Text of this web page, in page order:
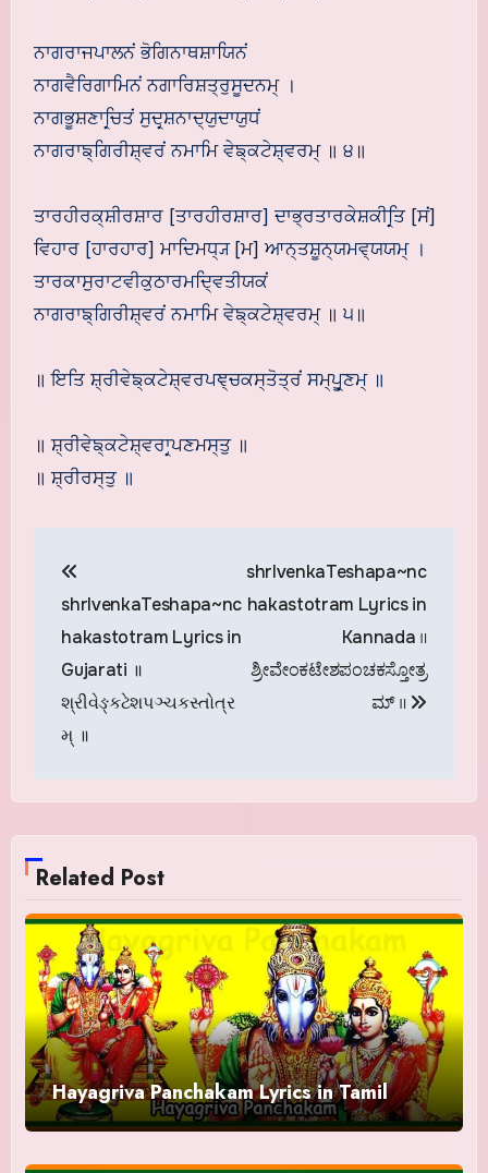
ਨਾਗਰਾਜਪਾਲਨਂ ਭੋਗਿਨਾਥਸ਼ਾਯਿਨਂ
ਨਾਗਵੈਰਿਗਾਮਿਨਂ ਨਗਾਰਿਸ਼ਤ੍ਰੁਸੂਦਨਮ੍ ।
ਨਾਗਭੂਸ਼ਣਾਰ੍ਚਿਤਂ ਸੁਦਰ੍ਸ਼ਨਾਦ੍ਯੁਦਾਯੁਧਂ
ਨਾਗਰਾਙ੍ਗਿਰੀਸ਼੍ਵਰਂ ਨਮਾਮਿ ਵੇਙ੍ਕਟੇਸ਼੍ਵਰਮ੍ ॥ ੪॥
ਤਾਰਹੀਰਕ੍ਸ਼ੀਰਸ਼ਾਰ [ਤਾਰਹੀਰਸ਼ਾਰ] ਦਾਭ੍ਰਤਾਰਕੇਸ਼ਕੀਰ੍ਤਿ [ਸਂ]
ਵਿਹਾਰ [ਹਾਰਹਾਰ] ਮਾਦਿਮਧ੍ਯ੍ [ਮ] ਆਨ੍ਤਸ਼ੂਨ੍ਯਮਵ੍ਯਯਮ੍ ।
ਤਾਰਕਾਸੁਰਾਟਵੀਕੁਠਾਰਮਦ੍ਵਿਤੀਯਕਂ
ਨਾਗਰਾਙ੍ਗਿਰੀਸ਼੍ਵਰਂ ਨਮਾਮਿ ਵੇਙ੍ਕਟੇਸ਼੍ਵਰਮ੍ ॥ ੫॥
॥ ਇਤਿ ਸ਼੍ਰੀਵੇਙ੍ਕਟੇਸ਼੍ਵਰਪਞ੍ਚਕਸ੍ਤੋਤ੍ਰਂ ਸਮ੍ਪੂਰ੍ਣਮ੍ ॥
॥ ਸ਼੍ਰੀਵੇਙ੍ਕਟੇਸ਼੍ਵਰਾਰ੍ਪਣਮਸ੍ਤੁ ॥
॥ ਸ਼੍ਰੀਰਸ੍ਤੁ ॥
navigation
shrIvenkaTeshapa~nc
hakastotram Lyrics in
Gujarati ॥
શ્રીવેઙ્કટેશપઞ્ચકસ્તોત્ર
મ્ ॥
shrIvenkaTeshapa~nc
hakastotram Lyrics in
Kannada ॥
ಶ್ರೀವೇಂಕಟೇಶಪಂಚಕಸ್ತೋತ್ರ
ಮ್ ॥
Related Post
Hayagriva Panchakam Lyrics in Tamil